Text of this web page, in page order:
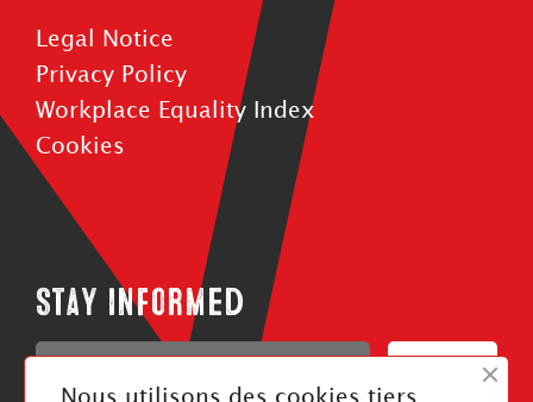
Legal Notice
Privacy Policy
Workplace Equality Index
Cookies
Stay informed
Nous utilisons des cookies tiers